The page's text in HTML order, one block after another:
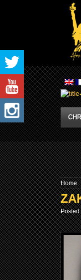
Home